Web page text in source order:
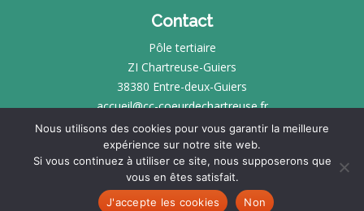
Contact
Pôle tertiaire
ZI Chartreuse-Guiers
38380 Entre-deux-Guiers
accueil@cc-coeurdechartreuse.fr
INTRANET
MENTIONS LÉGALES
SITE RÉALISÉ PAR
KOTÉ
Nous utilisons des cookies pour vous garantir la meilleure
expérience sur notre site web.
Si vous continuez à utiliser ce site, nous supposerons que
vous en êtes satisfait.
J'accepte les cookies
Non